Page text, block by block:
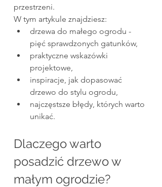
przestrzeni.
W tym artykule znajdziesz:
drzewa do małego ogrodu -
pięć sprawdzonych gatunków,
praktyczne wskazówki
projektowe,
inspiracje, jak dopasować
drzewo do stylu ogrodu,
najczęstsze błędy, których warto
unikać.
Dlaczego warto
posadzić drzewo w
małym ogrodzie?